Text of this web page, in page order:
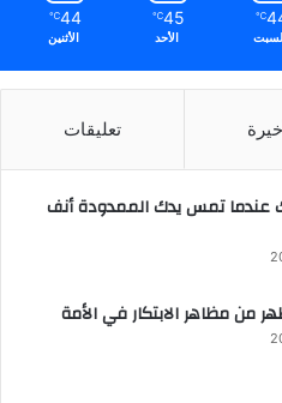
℃
45
℃
الأحد
44
℃
الأثنين
تعليقات
عندما تمس يدك الممدودة أنف
من مظاهر الابتكار في الأمة